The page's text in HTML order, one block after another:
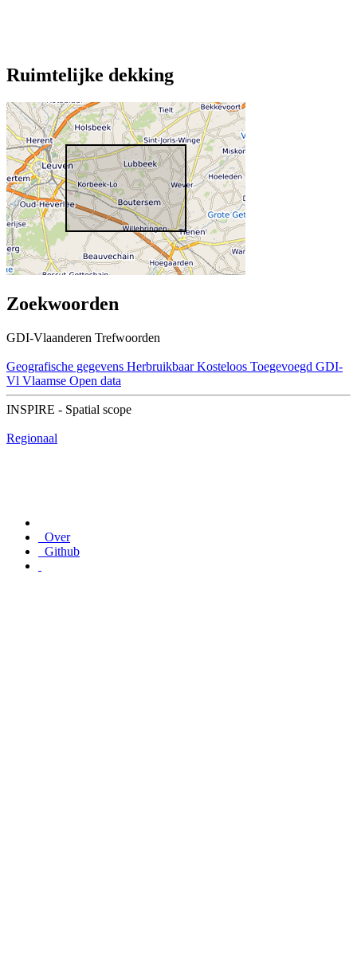
Ruimtelijke dekking
Zoekwoorden
GDI-Vlaanderen Trefwoorden
Geografische gegevens Herbruikbaar Kosteloos Toegevoegd GDI-
Vl Vlaamse Open data
INSPIRE - Spatial scope
Regionaal
Over
Github